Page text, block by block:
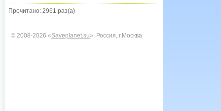
Прочитано: 2961 раз(а)
© 2008-2026 «Saveplanet.su», Россия, г.Москва